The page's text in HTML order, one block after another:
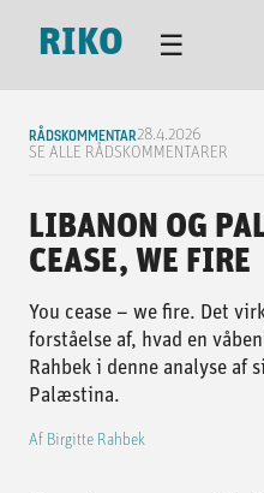
RIKO ☰
RÅDSKOMMENTAR28.4.2026
SE ALLE RÅDSKOMMENTARER
LIBANON OG
CEASE, WE FIRE
You cease – we fire. Det
forståelse af, hvad en
Rahbek i denne analyse af
Palæstina.
Af Birgitte Rahbek